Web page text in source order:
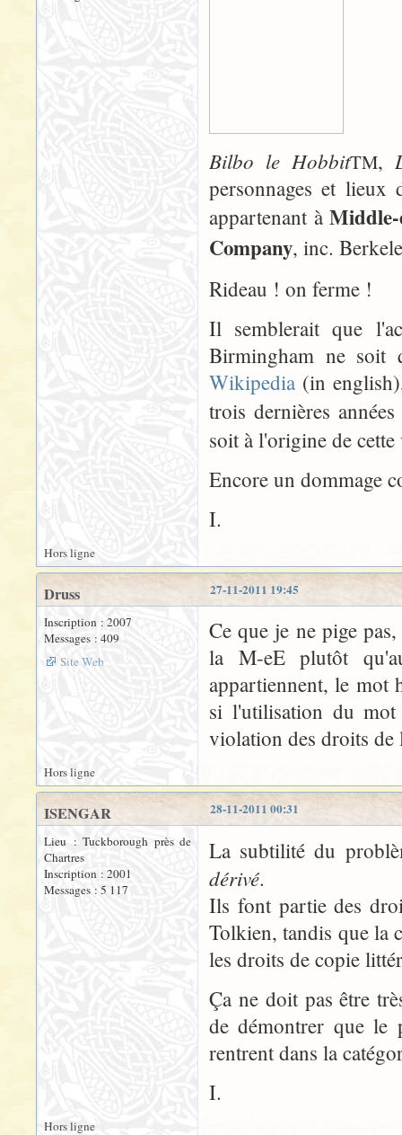
Bilbo le HobbitTM,
personnages et lieux
appartenant à
Company, inc.
Rideau ! on ferme !
Il semblerait que
Birmingham ne
Wikipedia (in
trois dernières
soit à l'origine de
Encore un dommage
I.
Hors ligne
27-11-2011 19:45
Druss
Inscription : 2007
Messages : 409
Site Web
Ce que je ne pige
la M-eE plutôt
appartiennent, le mot
si l'utilisation du mot
violation des droits de
Hors ligne
28-11-2011 00:31
ISENGAR
Lieu : Tuckborough près de
Chartres
Inscription : 2001
Messages : 5 117
La subtilité du
dérivé.
Ils font partie des
Tolkien, tandis que la
les droits de copie
Ça ne doit pas être
de démontrer que le
rentrent dans la
I.
Hors ligne